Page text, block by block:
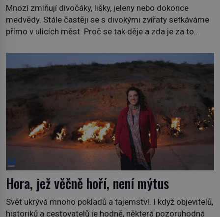
Mnozí zmiňují divočáky, lišky, jeleny nebo dokonce
medvědy. Stále častěji se s divokými zvířaty setkáváme
přímo v ulicích měst. Proč se tak děje a zda je za to
jiných. My se raději podíváme do jiných zemí a
prozkoumáme, jaká další zvířata po celém světě se
Hora, jež věčně hoří, není mýtus
Svět ukrývá mnoho pokladů a tajemství. I když objevitelů,
historiků a cestovatelů je hodně, některá pozoruhodná